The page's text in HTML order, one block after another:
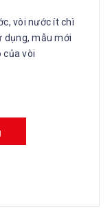
vòi nước ít chì
dụng, mẫu mới
của vòi